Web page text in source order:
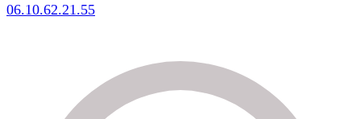
06.10.62.21.55